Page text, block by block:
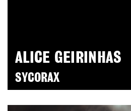
ALICE GEIRINHAS
SYCORAX